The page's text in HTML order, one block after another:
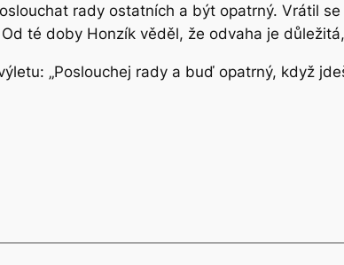
rady ostatních a být opatrný. Vrátil
té doby Honzík věděl, že odvaha je
„Poslouchej rady a buď opatrný, když